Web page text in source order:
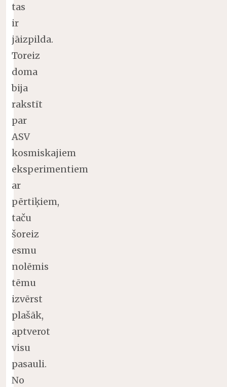
tas
ir
jāizpilda.
Toreiz
doma
bija
rakstīt
par
ASV
kosmiskajiem
eksperimentiem
ar
pērtiķiem,
taču
šoreiz
esmu
nolēmis
tēmu
izvērst
plašāk,
aptverot
visu
pasauli.
No